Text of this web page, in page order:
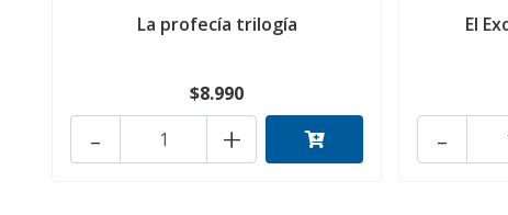
La profecía trilogía
$8.990
+
-
El
-